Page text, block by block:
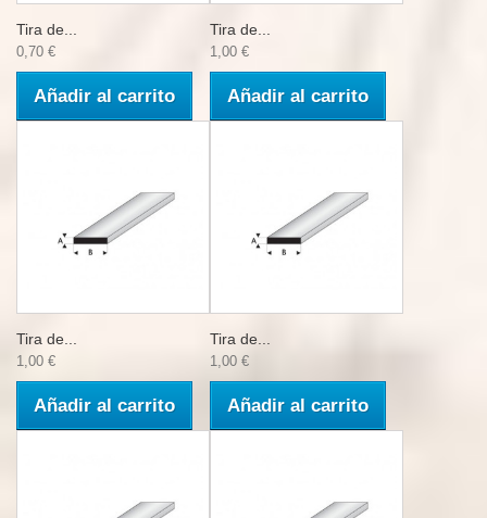
Tira de...
0,70 €
Añadir al carrito
Tira de...
1,00 €
Añadir al carrito
Tira de...
1,00 €
Añadir al carrito
Tira de...
1,00 €
Añadir al carrito